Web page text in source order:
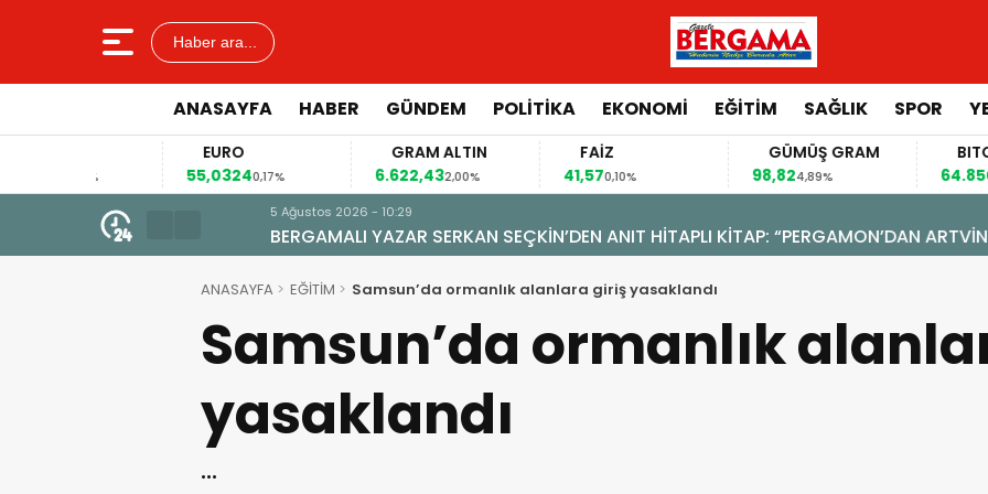
Haber ara...
ANASAYFA HABER GÜNDEM POLİTİKA EKONOMİ EĞİTİM SAĞLIK SPOR
EURO
55,03240,17%
GRAM ALTIN
6.622,432,00%
FAİZ
41,57
0,10%
GÜMÜŞ GRAM
98,82
4,89%
BITCOIN
64.850,00
5 Ağustos 2026 - 10:29
BERGAMALI YAZAR SERKAN SEÇKİN’DEN ANIT HİTAPLI KİTAP: “PERGAMON’DAN ARTVİN’E”
ANASAYFA EĞİTİM Samsun’da ormanlık alanlara giriş yasaklandı
Samsun’da ormanlık
yasaklandı
…